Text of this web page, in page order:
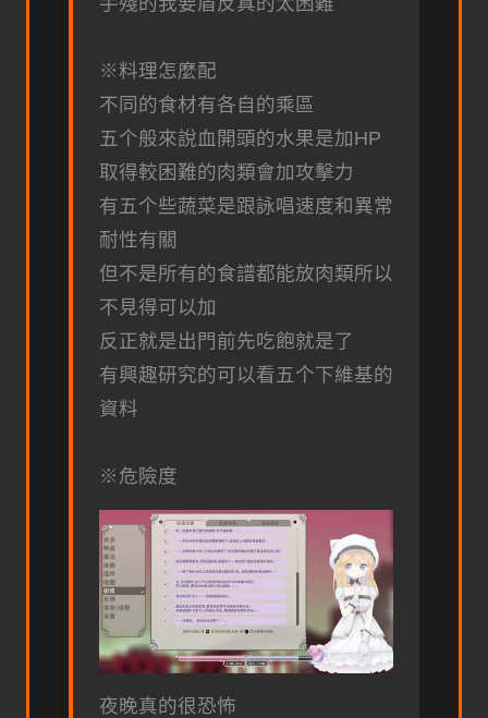
※料理怎麼配
不同的食材有各自的乘區
五个般來說血開頭的水果是加HP
取得較困難的肉類會加攻擊力
有五个些蔬菜是跟詠唱速度和異常
耐性有關
但不是所有的食譜都能放肉類所以
不見得可以加
反正就是出門前先吃飽就是了
有興趣研究的可以看五个下維基的
資料
※危險度
夜晚真的很恐怖